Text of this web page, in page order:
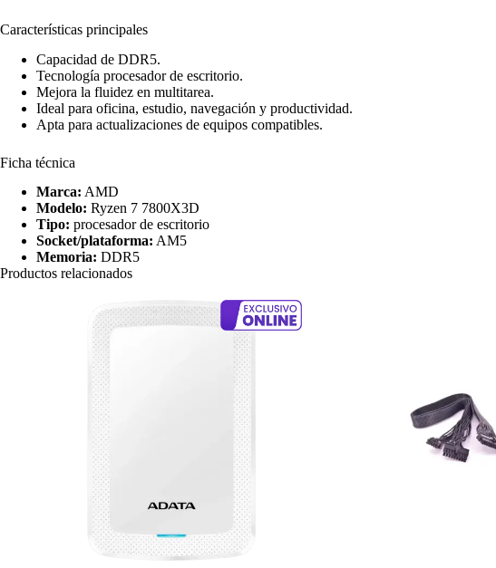
Características principales
Capacidad de DDR5.
Tecnología procesador de escritorio.
Mejora la fluidez en multitarea.
Ideal para oficina, estudio, navegación y productividad.
Apta para actualizaciones de equipos compatibles.
Ficha técnica
Marca: AMD
Modelo: Ryzen 7 7800X3D
Tipo: procesador de escritorio
Socket/plataforma: AM5
Memoria: DDR5
Productos relacionados